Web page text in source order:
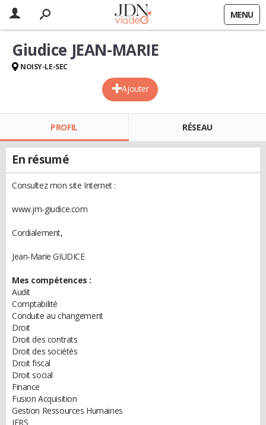
MENU
Ajouter
Giudice JEAN-MARIE
NOISY-LE-SEC
PROFIL RÉSEAU
En résumé
Consultez mon site Internet :
www.jm-giudice.com
Cordialement,
Jean-Marie GIUDICE
Mes compétences :
Audit
Comptabilité
Conduite au changement
Droit
Droit des contrats
Droit des sociétés
Droit fiscal
Droit social
Finance
Fusion Acquisition
Gestion Ressources Humaines
IFRS